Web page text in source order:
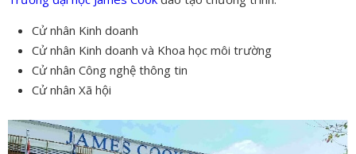
Cử nhân Kinh doanh
Cử nhân Kinh doanh và Khoa học môi trường
Cử nhân Công nghệ thông tin
Cử nhân Xã hội